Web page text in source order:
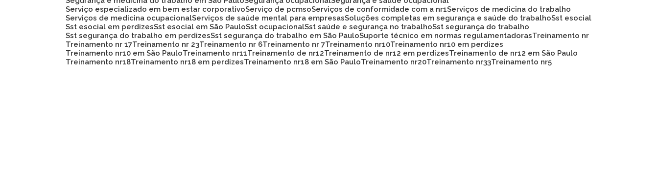
Serviço especializado em bem estar corporativo Serviço de pcmso Serviços de conformidade com a nr1 Serviços de medicina do trabalho
Serviços de medicina ocupacional Serviços de saúde mental para empresas Soluções completas em segurança e saúde do trabalho Sst esocial
Sst esocial em perdizes Sst esocial em São Paulo Sst ocupacional Sst saúde e segurança no trabalho Sst segurança do trabalho
Sst segurança do trabalho em perdizes Sst segurança do trabalho em São Paulo Suporte técnico em normas regulamentadoras
Treinamento nr
Treinamento nr 17
Treinamento nr 23 Treinamento nr 6 Treinamento nr 7 Treinamento nr10
Treinamento nr10 em perdizes
Treinamento nr10 em São Paulo
Treinamento nr11 Treinamento de nr12 Treinamento de nr12 em perdizes
Treinamento de nr12 em São Paulo
Treinamento nr18
Treinamento nr18 em perdizes Treinamento nr18 em São Paulo Treinamento nr20 Treinamento nr33 Treinamento nr5